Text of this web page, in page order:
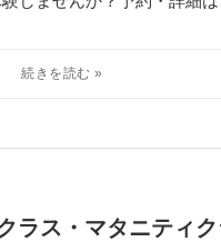
ラス・マタニティ